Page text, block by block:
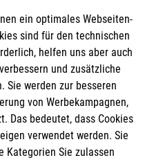
ein optimales Webseiten-
sind für den technischen
helfen uns aber auch
und zusätzliche
Sie werden zur besseren
von Werbekampagnen,
Das bedeutet, dass Cookies
verwendet werden. Sie
Kategorien Sie zulassen